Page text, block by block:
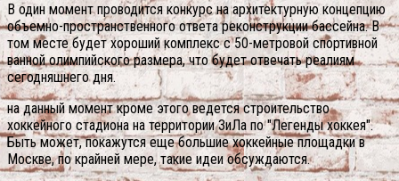
В один момент проводится конкурс на архитектурную концепцию
объемно-пространственного ответа реконструкции бассейна. В
том месте будет хороший комплекс с 50-метровой спортивной
ванной олимпийского размера, что будет отвечать реалиям
сегодняшнего дня.
на данный момент кроме этого ведется строительство
хоккейного стадиона на территории ЗиЛа по "Легенды хоккея".
Быть может, покажутся еще большие хоккейные площадки в
Москве, по крайней мере, такие идеи обсуждаются.